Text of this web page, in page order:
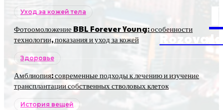
Уход за кожей тела
Фотоомоложение BBL Forever Young: особенности
технологии, показания и уход за кожей
Здоровье
Амблиопия: современные подходы к лечению и изучение
трансплантации собственных стволовых клеток
История вещей